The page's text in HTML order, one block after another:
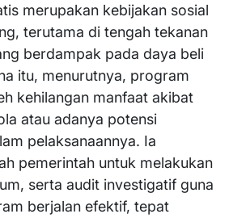
merupakan kebijakan sosial
terutama di tengah tekanan
berdampak pada daya beli
itu, menurutnya, program
kehilangan manfaat akibat
atau adanya potensi
pelaksanaannya. Ia
pemerintah untuk melakukan
serta audit investigatif guna
berjalan efektif, tepat